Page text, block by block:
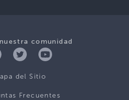
comunidad
del Sitio
Frecuentes